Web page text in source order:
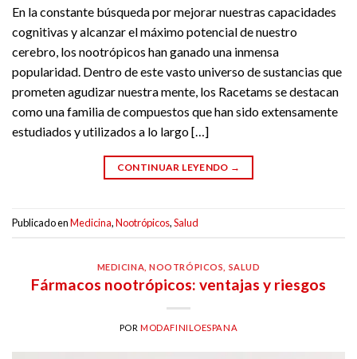
En la constante búsqueda por mejorar nuestras capacidades
cognitivas y alcanzar el máximo potencial de nuestro
cerebro, los nootrópicos han ganado una inmensa
popularidad. Dentro de este vasto universo de sustancias que
prometen agudizar nuestra mente, los Racetams se destacan
como una familia de compuestos que han sido extensamente
estudiados y utilizados a lo largo […]
CONTINUAR LEYENDO →
Publicado enMedicina,Nootrópicos,Salud
MEDICINA ,NOOTRÓPICOS SALUD
Fármacos nootrópicos: ventajas y riesgos
PORMODAFINILOESPANA